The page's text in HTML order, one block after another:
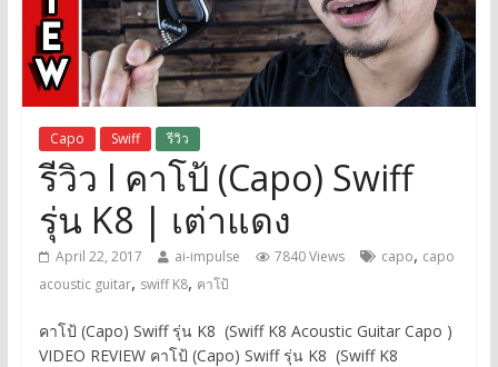
Capo Swiff รีวิว
รีวิว l คาโป้ (Capo) Swiff
รุ่น K8 | เต่าแดง
April 22, 2017 ai-impulse 7840 Views capo, capo
acoustic guitar, swiff K8, คาโป้
คาโป้ (Capo) Swiff รุ่น K8 (Swiff K8 Acoustic Guitar Capo )
VIDEO REVIEW คาโป้ (Capo) Swiff รุ่น K8 (Swiff K8